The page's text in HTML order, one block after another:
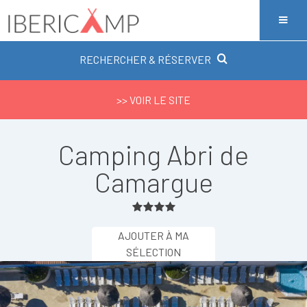
RECHERCHER & RÉSERVER
>> VOIR LE SITE
Camping Abri de
Camargue
AJOUTER À MA
SÉLECTION